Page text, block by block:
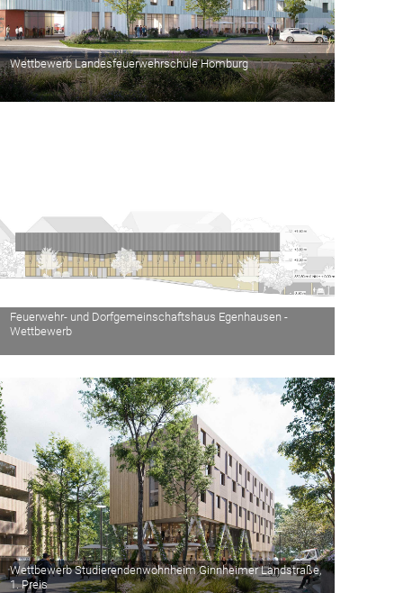
Wettbewerb Landesfeuerwehrschule Homburg
Feuerwehr- und Dorfgemeinschaftshaus Egenhausen -
Wettbewerb
Wettbewerb Studierendenwohnheim Ginnheimer Landstraße,
1. Preis